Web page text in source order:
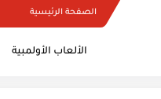
الصفحة الرئيسية
الألعاب الأولمبية